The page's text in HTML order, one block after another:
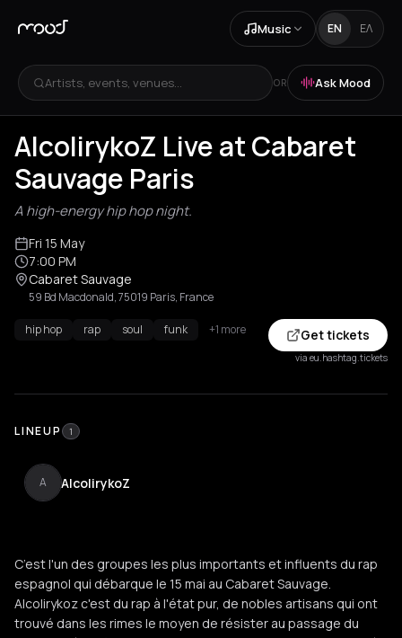
Music EN ΕΛ
Artists, events, venues... OR Ask Mood
AlcolirykoZ Live at Cabaret
Sauvage Paris
A high-energy hip hop night.
Fri 15 May
7:00 PM
Cabaret Sauvage
59 Bd Macdonald, 75019 Paris, France
hip hop rap soul funk +1 more Get tickets
via eu.hashtag.tickets
LINEUP 1
A AlcolirykoZ
C’est l'un des groupes les plus importants et influents du rap
espagnol qui débarque le 15 mai au Cabaret Sauvage.
Alcolirykoz c'est du rap à l'état pur, de nobles artisans qui ont
trouvé dans les rimes le moyen de résister au passage du